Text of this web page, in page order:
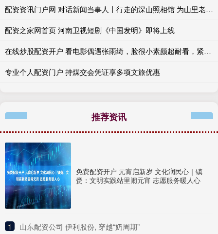
配资资讯门户网 对话新闻当事人丨行走的深山照相馆 为山里老人留住岁月里的光
配资之家网首页 河南卫视短剧《中国发明》即将上线
在线炒股配资开户 看电影偶遇张雨绮，脸很小素颜超耐看，紧致马甲线尽显绝佳状态
专业个人配资门户 持煤交会凭证享多项文旅优惠
推荐资讯
免费配资开户 元宵启新岁 文化润民心｜镇
赉：文明实践站里闹元宵 志愿服务暖人心
1 ​山东配资公司 伊利股份, 穿越“奶周期”